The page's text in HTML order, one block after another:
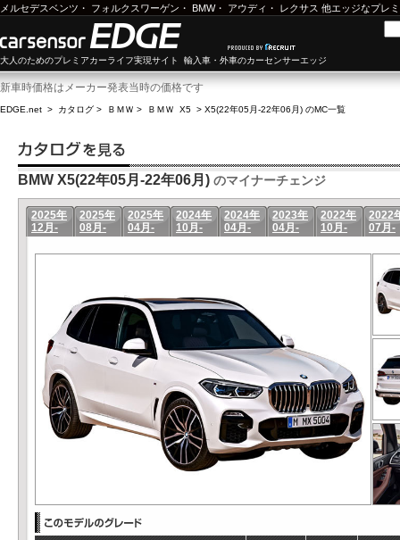
メルセデスベンツ ・ フォルクスワーゲン ・ BMW・ アウディ ・ レクサス 他エッジなプレ
大人のためのプレミアカーライフ実現サイト 輸入車・外車のカーセンサーエッジ
新車時価格はメーカー発表当時の価格です
EDGE.net > カタログ > ＢＭＷ > ＢＭＷ X5 > X5(22年05月-22年06月) のMC一覧
BMW X5(22年05月-22年06月) のマイナーチェンジ
2025年
12月-
2025年
08月-
2025年
04月-
2024年
10月-
2024年
04月-
2023年
04月-
2022年
10月-
2022
07月-